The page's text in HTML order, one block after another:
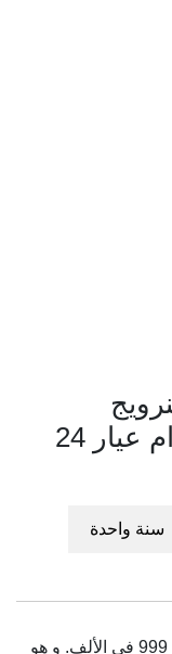
بالكرونة النرويجية لكل غرام عيار 24
سنة واحدة
عيار 24 يسمى أيضا (.999) و هو نقي بدرجة 999 في الألف. و هو